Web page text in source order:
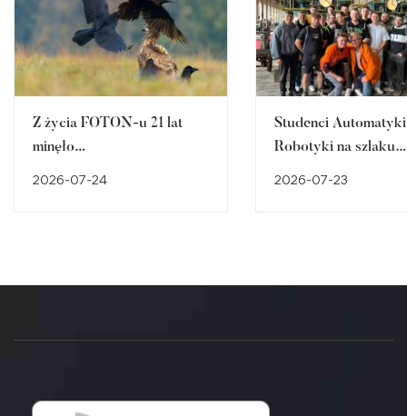
Z życia FOTON-u 21 lat
minęło…
2026-07-24
Studenci
Robotyki na szlaku
2026-07-23